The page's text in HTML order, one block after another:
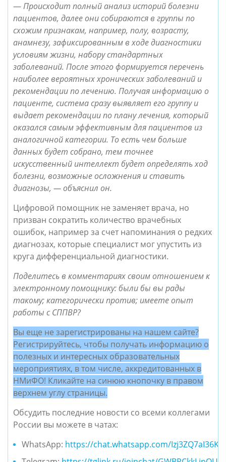
—Происходит полный анализ историй болезни
пациентов, далее они собираются в группы по
схожим признакам, например, полу, возрасту,
анамнезу, зафиксированным в ходе диагностики
условиям жизни, набору стандартных
заболеваний. После этого формируется перечень
наиболее вероятных хронических заболеваний и
рекомендации по лечению. Получая информацию о
пациенте, система сразу выявляет его группу и
выдает рекомендации по плану лечения, который
оказался самым эффективным для пациентов из
аналогичной категории. То есть чем больше
данных будет собрано, тем точнее
искусственный интеллект будет определять ход
болезни, возможные осложнения и ставить
диагнозы, — объяснил он.
Цифровой помощник не заменяет врача, но
призван сократить количество врачебных
ошибок, например за счет напоминания о редких
диагнозах, которые специалист мог упустить из
круга дифференциальной диагностики.
Поделитесь в комментариях своим отношением к
электронному помощнику: были бы вы рады
такому; категорически против; имеете опыт
работы с СППВР?
Вы еще не зарегистрированы на нашем сайте?
Регистрируйтесь, чтобы получать информацию о
полезных и интересных образовательных
мероприятиях, в том числе, аккредитованных в
НМиФО! Кликайте на синюю кнопочку в правом
верхнем углу страницы.
Обсудить последние новости со всеми коллегами
России вы можете в чатах:
WhatsApp: https://chat.whatsapp.com/